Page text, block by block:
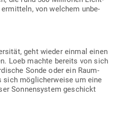
von welchem unbe­
geht wieder einmal einen
Loeb machte bereits von sich
Sonde oder ein Raum­
sich mög­li­cher­weise um eine
Son­nen­system geschickt